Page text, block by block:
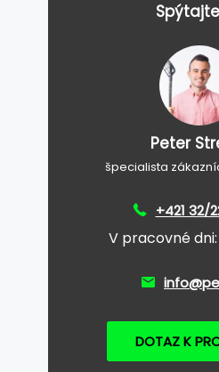
Peter
špecialista
+421 32/
V pracovné dni:
DOTAZ K